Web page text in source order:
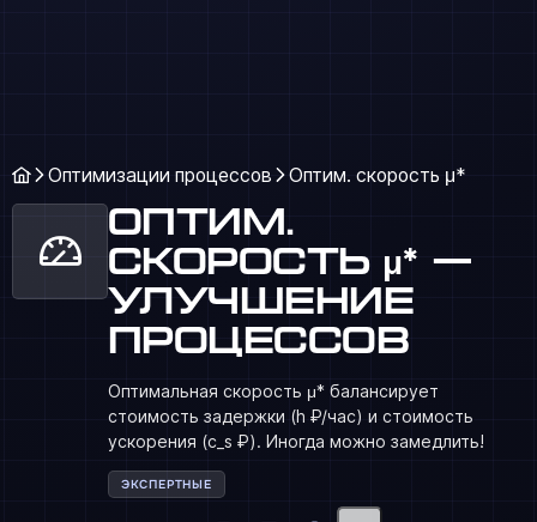
Оптимизации процессов Оптим. скорость μ*
Оптим.
скорость μ* —
улучшение
процессов
Оптимальная скорость μ* балансирует
стоимость задержки (h ₽/час) и стоимость
ускорения (c_s ₽). Иногда можно замедлить!
ЭКСПЕРТНЫЕ